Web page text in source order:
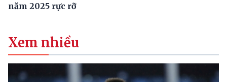
năm 2025 rực rỡ
Xem nhiều